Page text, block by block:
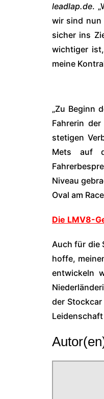
leadlap.de.
wir sind nun
sicher ins
wichtiger
meine
„Zu Beginn
Fahrerin
stetigen
Mets auf
Niveau
Oval am
Die LMV8-
Auch für die
hoffe,
entwickeln
der